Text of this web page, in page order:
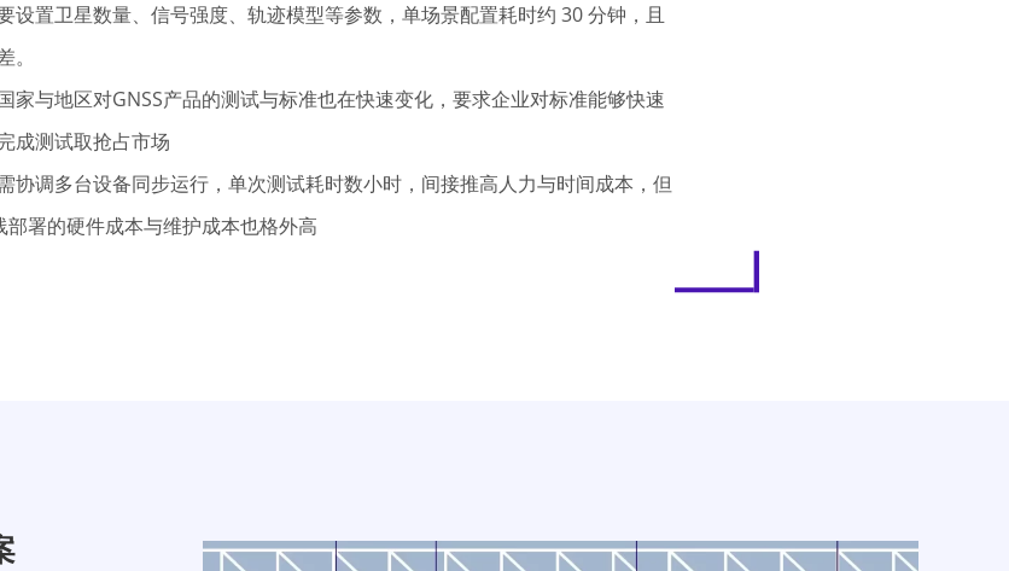
设置卫星数量、信号强度、轨迹模型等参数，单场景配置耗时约 30 分钟，且
家与地区对GNSS产品的测试与标准也在快速变化，要求企业对标准能够快速
成测试取抢占市场
协调多台设备同步运行，单次测试耗时数小时，间接推高人力与时间成本，但
署的硬件成本与维护成本也格外高